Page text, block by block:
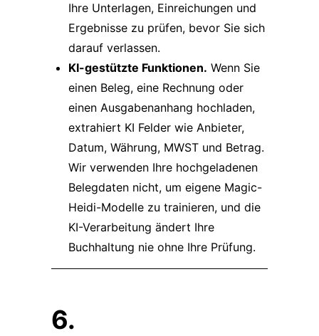
Ihre Unterlagen, Einreichungen und
Ergebnisse zu prüfen, bevor Sie sich
darauf verlassen.
KI-gestützte Funktionen. Wenn Sie
einen Beleg, eine Rechnung oder
einen Ausgabenanhang hochladen,
extrahiert KI Felder wie Anbieter,
Datum, Währung, MWST und Betrag.
Wir verwenden Ihre hochgeladenen
Belegdaten nicht, um eigene Magic-
Heidi-Modelle zu trainieren, und die
KI-Verarbeitung ändert Ihre
Buchhaltung nie ohne Ihre Prüfung.
6.